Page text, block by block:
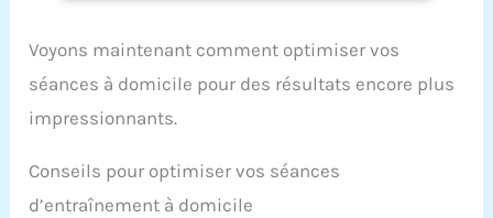
compactes, ces bandes se transportent
facilement dans un sac. Parfaites pour s’entraîner
à la maison, au bureau, en salle ou en extérieur,
sans équipement encombrant. POLYVALENCE
rééducation et assistance aux tractions.
Remplacent plusieurs équipements fitness en un
Voyons maintenant comment optimiser vos
séances à domicile pour des résultats encore plus
impressionnants.
Conseils pour optimiser vos séances
d’entraînement à domicile